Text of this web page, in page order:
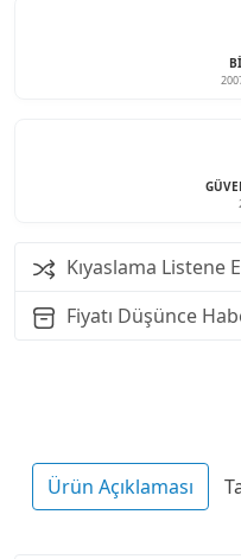
Kıyaslama Listene
Fiyatı Düşünce
Ürün Açıklaması